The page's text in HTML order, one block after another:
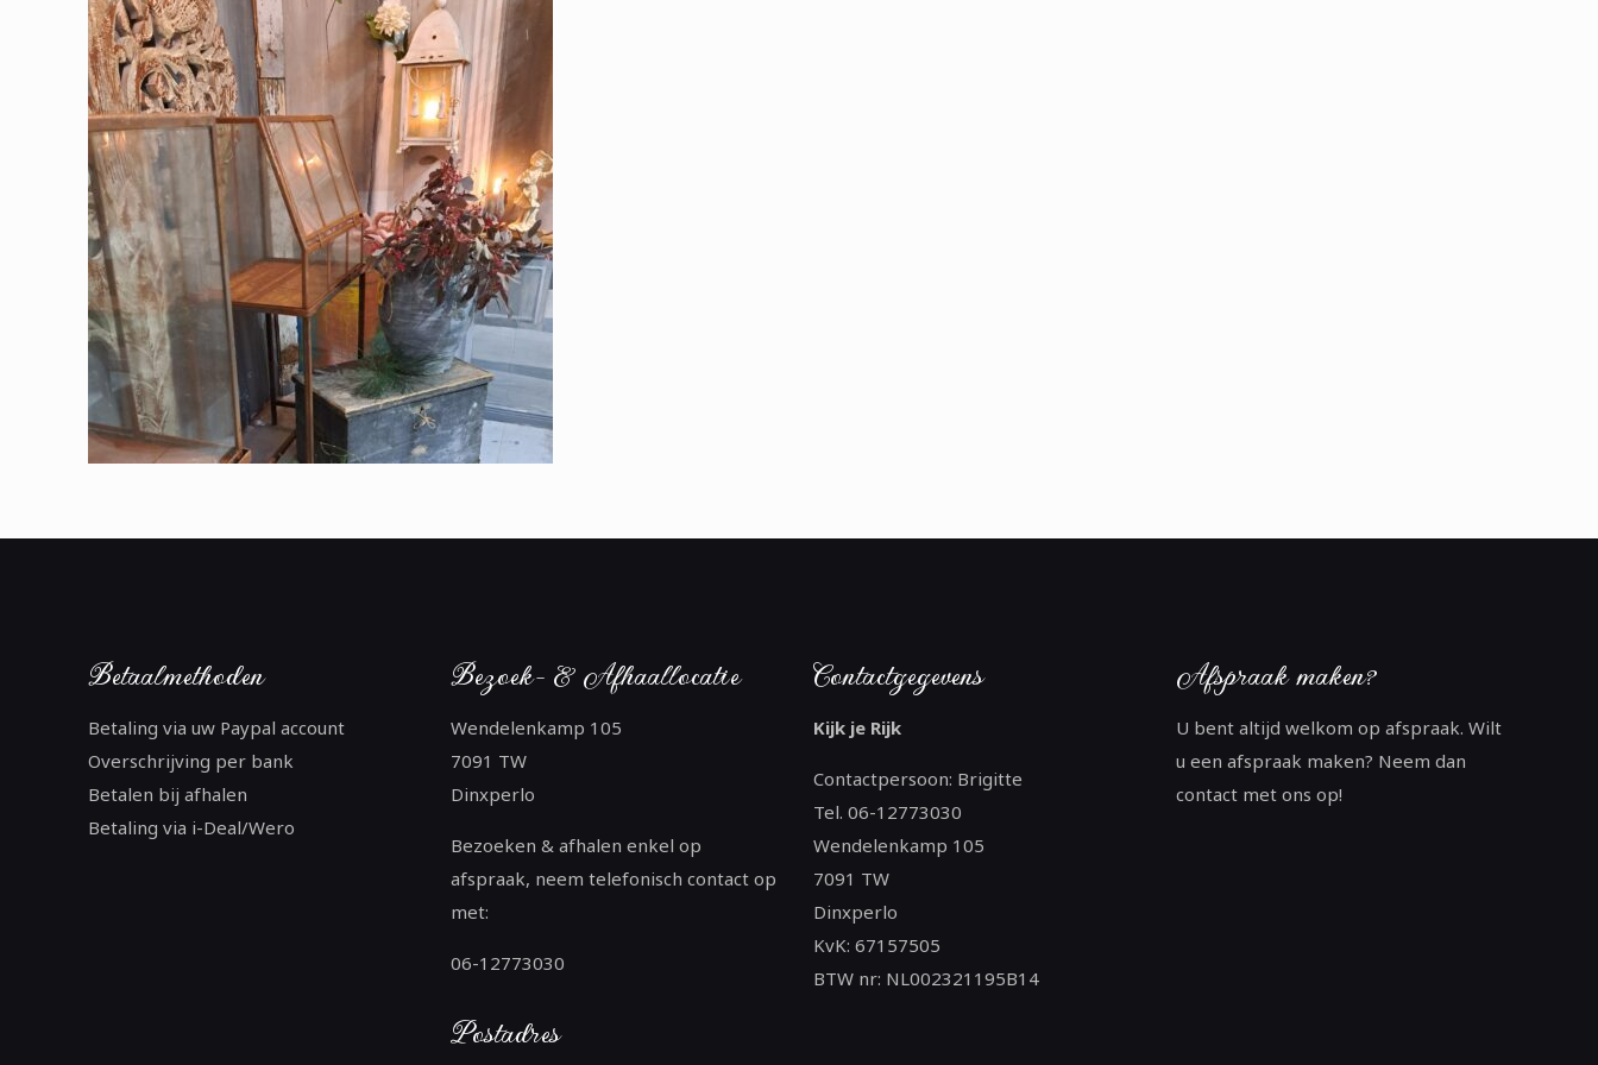
Betaalmethoden
Betaling via uw Paypal account
Overschrijving per bank
Betalen bij afhalen
Betaling via i-Deal/Wero
Bezoek- & Afhaallocatie
Wendelenkamp 105
7091 TW
Dinxperlo
Bezoeken & afhalen enkel op
afspraak, neem telefonisch contact op
met:
06-12773030
Postadres
Contactgegevens
Kijk je Rijk
Contactpersoon: Brigitte
Tel. 06-12773030
Wendelenkamp 105
7091 TW
Dinxperlo
KvK: 67157505
BTW nr: NL002321195B14
Afspraak maken?
U bent altijd welkom op afspraak. Wilt
u een afspraak maken? Neem dan
contact met ons op!